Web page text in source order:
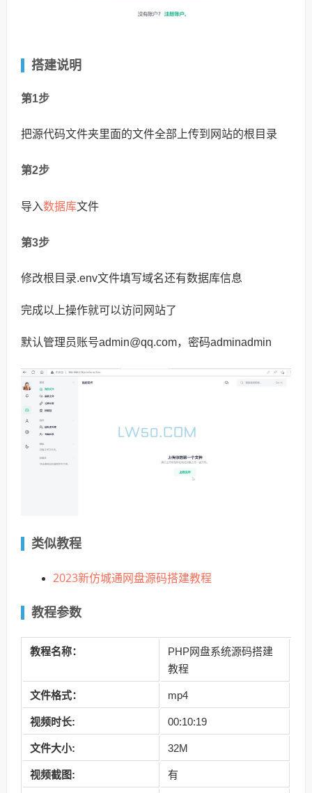
搭建说明
第1步
把源代码文件夹里面的文件全部上传到网站的根目录
第2步
导入数据库文件
第3步
修改根目录.env文件填写域名还有数据库信息
完成以上操作就可以访问网站了
默认管理员账号admin@qq.com，密码adminadmin
类似教程
2023新仿城通网盘源码搭建教程
教程参数
教程名称：
PHP网盘系统源码搭建
教程
文件格式： mp4
视频时长: 00:10:19
文件大小: 32M
视频截图: 有